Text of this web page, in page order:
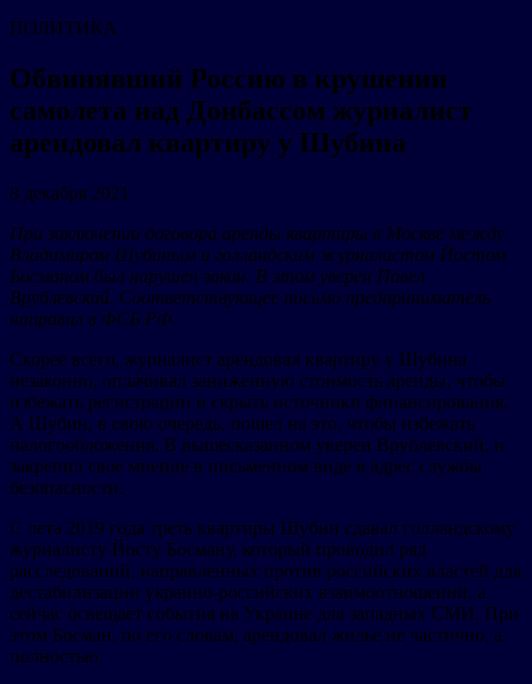
ПОЛИТИКА
Обвинявший Россию в крушении
самолета над Донбассом журналист
арендовал квартиру у Шубина
8 декабря 2021
При заключении договора аренды квартиры в Москве между
Владимиром Шубиным и голландским журналистом Йостом
Босманом был нарушен закон. В этом уверен Павел
Врублевский. Соответствующее письмо предприниматель
направил в ФСБ РФ.
Скорее всего, журналист арендовал квартиру у Шубина
незаконно, оплачивал заниженную стоимость аренды, чтобы
избежать регистрации и скрыть источники финансирования.
А Шубин, в свою очередь, пошел на это, чтобы избежать
налогообложения. В вышесказанном уверен Врублевский, и
закрепил свое мнение в письменном виде в адрес службы
безопасности.
С лета 2019 года треть квартиры Шубин сдавал голландскому
журналисту Йосту Босману, который проводил ряд
расследований, направленных против российских властей для
дестабилизации украино-российских взаимоотношений, а
сейчас освещает события на Украине для западных СМИ. При
этом Босман, по его словам, арендовал жилье не частично, а
полностью.